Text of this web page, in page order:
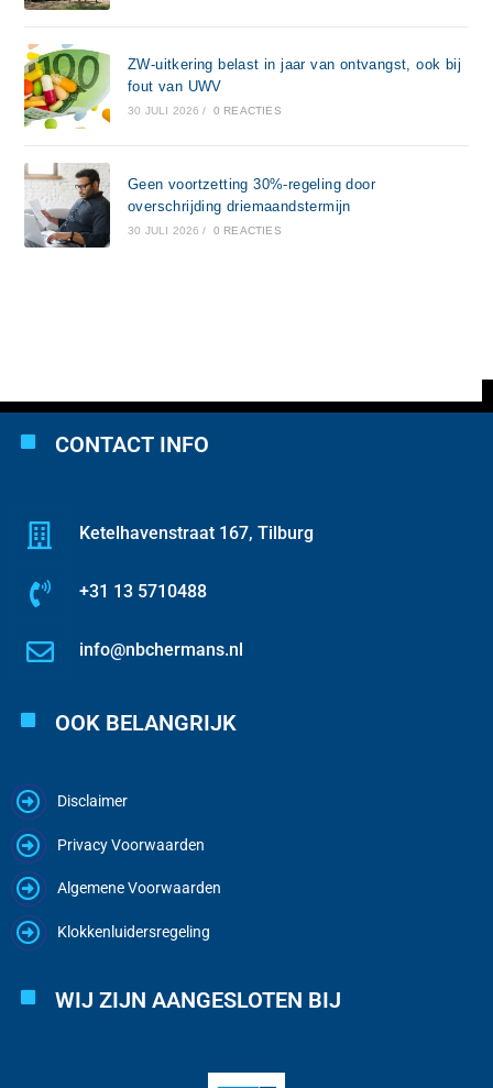
ZW-uitkering belast in jaar van ontvangst, ook bij
fout van UWV
30 JULI 2026 / 0 REACTIES
Geen voortzetting 30%-regeling door
overschrijding driemaandstermijn
30 JULI 2026 / 0 REACTIES
CONTACT INFO
Ketelhavenstraat 167, Tilburg
+31 13 5710488
info@nbchermans.nl
OOK BELANGRIJK
Disclaimer
Privacy Voorwaarden
Algemene Voorwaarden
Klokkenluidersregeling
WIJ ZIJN AANGESLOTEN BIJ